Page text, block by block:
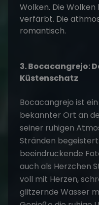
3. Bocacangrejo:
Küstenschatz
Bocacangrejo ist
bekannter Ort an
seiner ruhigen
Stränden
beeindruckende
auch als Herzchen
voll mit Herzen,
glitzernde Wasser